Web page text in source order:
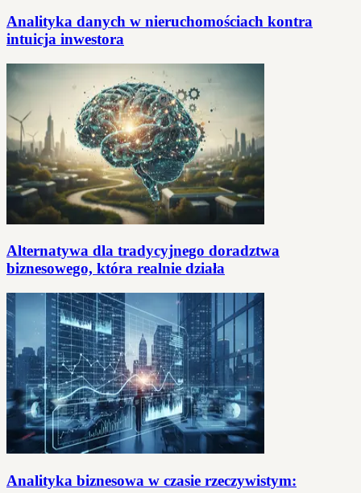
Analityka danych w nieruchomościach kontra
intuicja inwestora
Alternatywa dla tradycyjnego doradztwa
biznesowego, która realnie działa
Analityka biznesowa w czasie rzeczywistym: